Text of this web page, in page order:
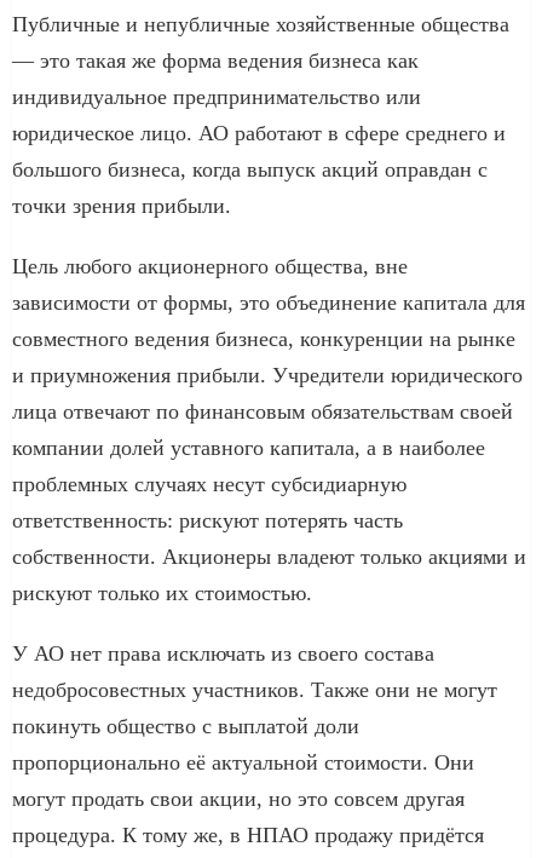
Публичные и непубличные хозяйственные общества
— это такая же форма ведения бизнеса как
индивидуальное предпринимательство или
юридическое лицо. АО работают в сфере среднего и
большого бизнеса, когда выпуск акций оправдан с
точки зрения прибыли.
Цель любого акционерного общества, вне
зависимости от формы, это объединение капитала для
совместного ведения бизнеса, конкуренции на рынке
и приумножения прибыли. Учредители юридического
лица отвечают по финансовым обязательствам своей
компании долей уставного капитала, а в наиболее
проблемных случаях несут субсидиарную
ответственность: рискуют потерять часть
собственности. Акционеры владеют только акциями и
рискуют только их стоимостью.
У АО нет права исключать из своего состава
недобросовестных участников. Также они не могут
покинуть общество с выплатой доли
пропорционально её актуальной стоимости. Они
могут продать свои акции, но это совсем другая
процедура. К тому же, в НПАО продажу придётся